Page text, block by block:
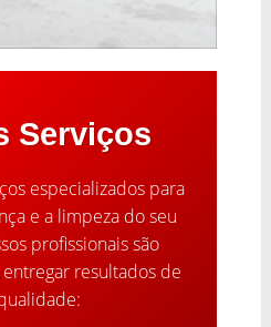
Serviços
especializados para
e a limpeza do seu
profissionais são
resultados de